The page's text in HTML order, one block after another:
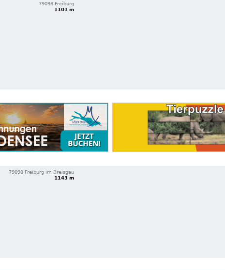
79098 Freiburg
1101 m
79098 Freiburg im Breisgau
1143 m